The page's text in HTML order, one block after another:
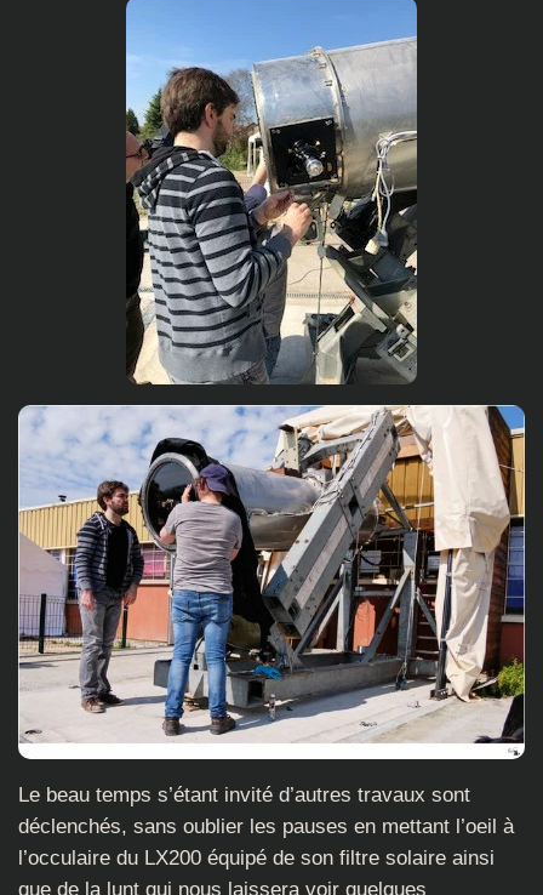
Le beau temps s’étant invité d’autres travaux sont
déclenchés, sans oublier les pauses en mettant l’oeil à
l’occulaire du LX200 équipé de son filtre solaire ainsi
que de la lunt qui nous laissera voir quelques